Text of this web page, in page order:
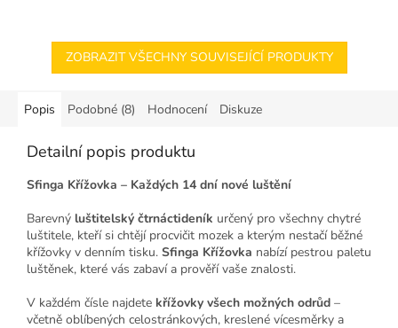
psaní,...
ZOBRAZIT VŠECHNY SOUVISEJÍCÍ PRODUKTY
Popis Podobné (8) Hodnocení Diskuze
Detailní popis produktu
Sfinga Křížovka – Každých 14 dní nové luštění
Barevný luštitelský čtrnáctideník určený pro všechny chytré
luštitele, kteří si chtějí procvičit mozek a kterým nestačí běžné
křížovky v denním tisku. Sfinga Křížovka nabízí pestrou paletu
luštěnek, které vás zabaví a prověří vaše znalosti.
V každém čísle najdete křížovky všech možných odrůd –
včetně oblíbených celostránkových, kreslené vícesměrky a